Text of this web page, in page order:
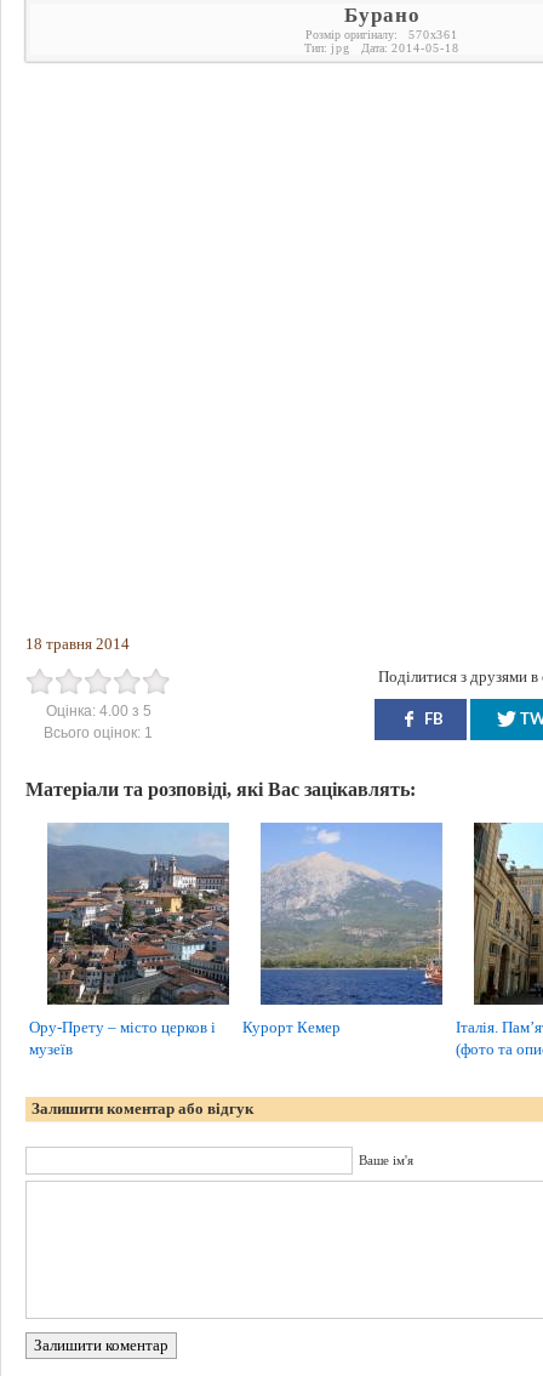
Бурано
Розмір оригіналу: 570x361
Тип: jpg Дата: 2014-05-18
18 травня 2014
Оцінка: 4.00 з 5
Всього оцінок: 1
Поділитися з друзями
FB
Матеріали та розповіді, які Вас зацікавлять:
Ору-Прету – місто церков і
музеїв
Курорт Кемер
Італія.
(фото та
Залишити коментар або відгук
Ваше ім'я
Залишити коментар